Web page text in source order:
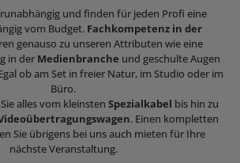
und finden für jeden Profi eine
vom Budget. Fachkompetenz in der
genauso zu unseren Attributen wie eine
in der Medienbranche und geschulte Augen
ob am Set in freier Natur, im Studio oder im
Büro.
alles vom kleinsten Spezialkabel bis hin zu
. Einen kompletten
Sie übrigens bei uns auch mieten für Ihre
nächste Veranstaltung.